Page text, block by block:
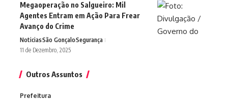
Megaoperação no Salgueiro: Mil
Agentes Entram em Ação Para Frear
Avanço do Crime
NoticiasSão GonçaloSegurança
11 de Dezembro, 2025
Outros Assuntos
Prefeitura